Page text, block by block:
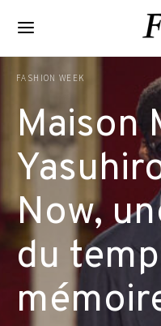
FASHION WEEK
Maison
Now,
du